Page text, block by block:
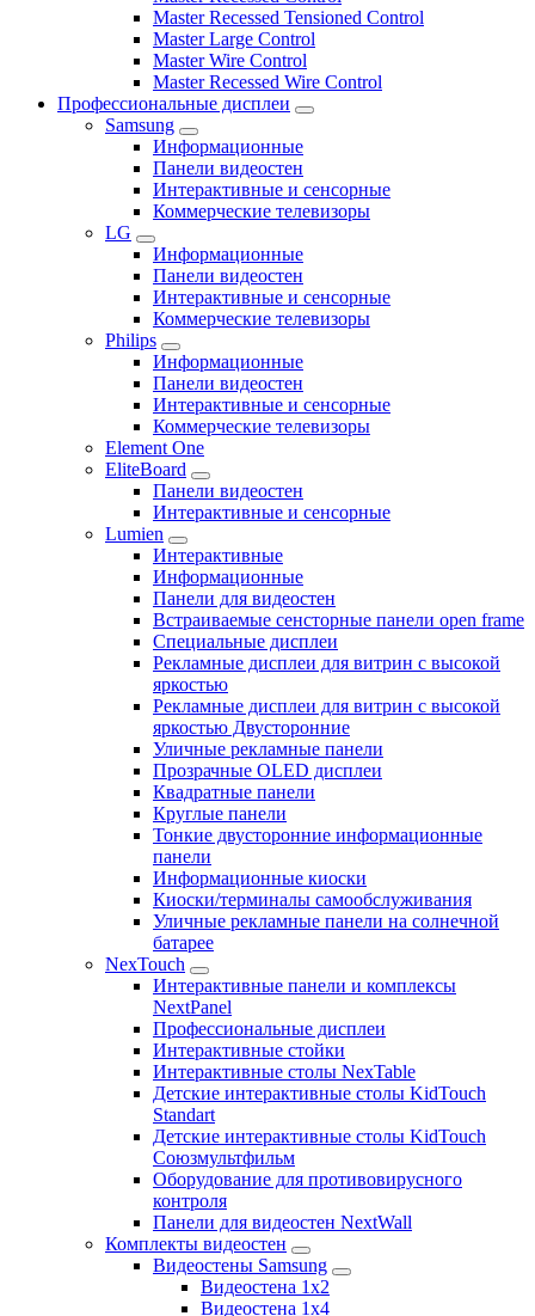
Master Recessed Tensioned Control
Master Large Control
Master Wire Control
Master Recessed Wire Control
Профессиональные дисплеи
Samsung
Информационные
Панели видеостен
Интерактивные и сенсорные
Коммерческие телевизоры
LG
Информационные
Панели видеостен
Интерактивные и сенсорные
Коммерческие телевизоры
Philips
Информационные
Панели видеостен
Интерактивные и сенсорные
Коммерческие телевизоры
Element One
EliteBoard
Панели видеостен
Интерактивные и сенсорные
Lumien
Интерактивные
Информационные
Панели для видеостен
Встраиваемые сенсторные панели open frame
Специальные дисплеи
Рекламные дисплеи для витрин с высокой
яркостью
Рекламные дисплеи для витрин с высокой
яркостью Двусторонние
Уличные рекламные панели
Прозрачные OLED дисплеи
Квадратные панели
Круглые панели
Тонкие двусторонние информационные
панели
Информационные киоски
Киоски/терминалы самообслуживания
Уличные рекламные панели на солнечной
батарее
NexTouch
Интерактивные панели и комплексы
NextPanel
Профессиональные дисплеи
Интерактивные стойки
Интерактивные столы NexTable
Детские интерактивные столы KidTouch
Standart
Детские интерактивные столы KidTouch
Союзмультфильм
Оборудование для противовирусного
контроля
Панели для видеостен NextWall
Комплекты видеостен
Видеостены Samsung
Видеостена 1x2
Видеостена 1x4